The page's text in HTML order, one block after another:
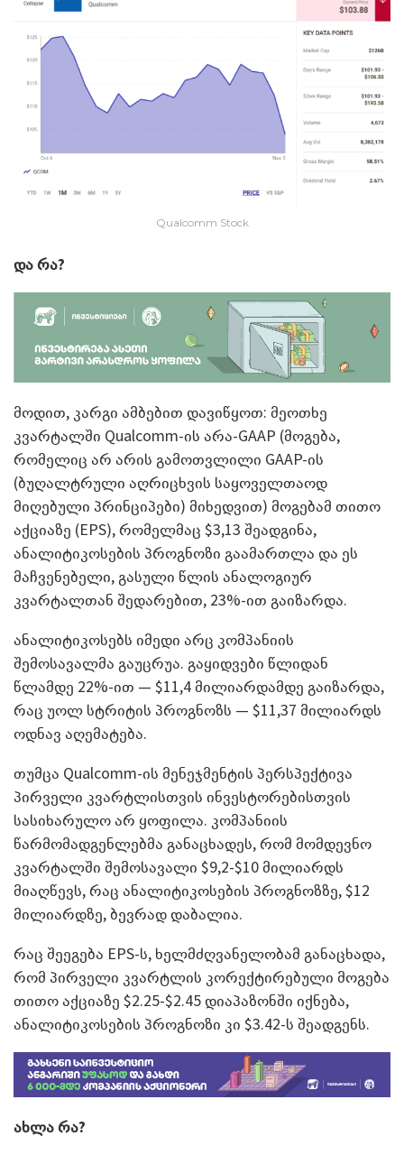
Qualcomm Stock
და რა?
მოდით, კარგი ამბებით დავიწყოთ: მეოთხე
კვარტალში Qualcomm-ის არა-GAAP (მოგება,
რომელიც არ არის გამოთვლილი GAAP-ის
(ბუღალტრული აღრიცხვის საყოველთაოდ
მიღებული პრინციპები) მიხედვით) მოგებამ თითო
აქციაზე (EPS), რომელმაც $3,13 შეადგინა,
ანალიტიკოსების პროგნოზი გაამართლა და ეს
მაჩვენებელი, გასული წლის ანალოგიურ
კვარტალთან შედარებით, 23%-ით გაიზარდა.
ანალიტიკოსებს იმედი არც კომპანიის
შემოსავალმა გაუცრუა. გაყიდვები წლიდან
წლამდე 22%-ით — $11,4 მილიარდამდე გაიზარდა,
რაც უოლ სტრიტის პროგნოზს — $11,37 მილიარდს
ოდნავ აღემატება.
თუმცა Qualcomm-ის მენეჯმენტის პერსპექტივა
პირველი კვარტლისთვის ინვესტორებისთვის
სასიხარულო არ ყოფილა. კომპანიის
წარმომადგენლებმა განაცხადეს, რომ მომდევნო
კვარტალში შემოსავალი $9,2-$10 მილიარდს
მიაღწევს, რაც ანალიტიკოსების პროგნოზზე, $12
მილიარდზე, ბევრად დაბალია.
რაც შეეგება EPS-ს, ხელმძღვანელობამ განაცხადა,
რომ პირველი კვარტლის კორექტირებული მოგება
თითო აქციაზე $2.25-$2.45 დიაპაზონში იქნება,
ანალიტიკოსების პროგნოზი კი $3.42-ს შეადგენს.
ახლა რა?